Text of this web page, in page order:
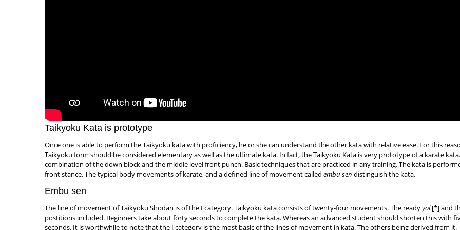
Taikyoku Kata is prototype
Once one is able to perform the Taikyoku kata with proficiency, he or she can understand the other kata with relative ease. For this
Taikyoku form should be considered elementary as well as the ultimate kata. In fact, the Taikyoku Kata is very prototype of a karate
combination of the down block and the middle level front punch. Basic techniques that are practiced in any training. The kata is
front stance. The typical body movements of karate, and a defined line of movement called embu sen distinguish the kata.
Embu sen
The line of movement of Taikyoku Shodan is of the I category. Taikyoku kata consists of twenty-four movements. The readyyoi[*] and
postitions included. Beginners take about forty seconds to complete the kata. Whereas an advanced student should shorten this with
seconds. It is worthwhile to note that the I category is the most basic of the lines of movement in kata. The others being derived from it.